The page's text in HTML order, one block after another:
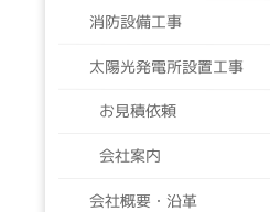
消防設備工事
太陽光発電所設置工事
お見積依頼
会社案内
会社概要・沿革